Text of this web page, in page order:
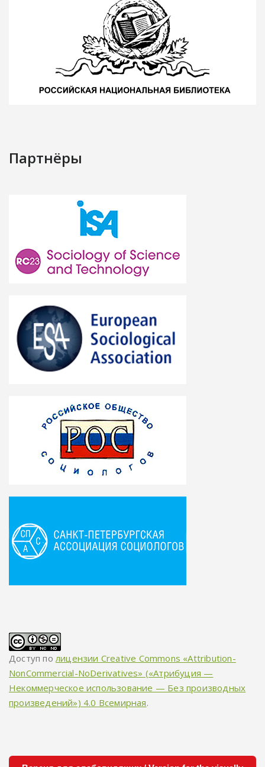
Партнёры
Доступ полицензии Creative Commons «Attribution-
NonCommercial-NoDerivatives» («Атрибуция —
Некоммерческое использование — Без производных
произведений») 4.0 Всемирная.